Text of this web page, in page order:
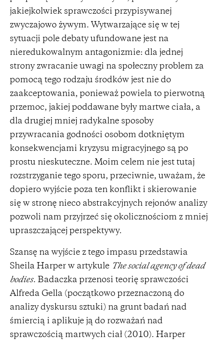
jakiejkolwiek sprawczości przypisywanej
zwyczajowo żywym. Wytwarzające się w tej
sytuacji pole debaty ufundowane jest na
nieredukowalnym antagonizmie: dla jednej
strony zwracanie uwagi na społeczny problem za
pomocą tego rodzaju środków jest nie do
zaakceptowania, ponieważ powiela to pierwotną
przemoc, jakiej poddawane były martwe ciała, a
dla drugiej mniej radykalne sposoby
przywracania godności osobom dotkniętym
konsekwencjami kryzysu migracyjnego są po
prostu nieskuteczne. Moim celem nie jest tutaj
rozstrzyganie tego sporu, przeciwnie, uważam, że
dopiero wyjście poza ten konflikt i skierowanie
się w stronę nieco abstrakcyjnych rejonów analizy
pozwoli nam przyjrzeć się okolicznościom z mniej
upraszczającej perspektywy.
Szansę na wyjście z tego impasu przedstawia
Sheila Harper w artykule The social agency of dead
bodies. Badaczka przenosi teorię sprawczości
Alfreda Gella (początkowo przeznaczoną do
analizy dyskursu sztuki) na grunt badań nad
śmiercią i aplikuje ją do rozważań nad
sprawczością martwych ciał (2010). Harper